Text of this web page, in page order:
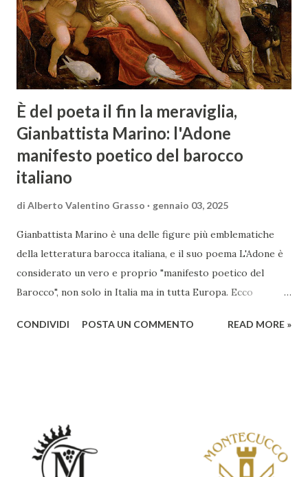
È del poeta il fin la meraviglia,
Gianbattista Marino: l'Adone
manifesto poetico del barocco
italiano
di Alberto Valentino Grasso gennaio 03, 2025
Gianbattista Marino è una delle figure più emblematiche
della letteratura barocca italiana, e il suo poema L'Adone è
considerato un vero e proprio "manifesto poetico del
Barocco", non solo in Italia ma in tutta Europa. Ecco
rendono un'opera fondamentale per il periodo. Marino fu
abbracciando invece i principi del Barocco: l'arte come
meraviglia, l'ostentazione della tecnica e la ricerca del
sorprendente. Marino visse in un'epoca di grandi
CONDIVIDI POSTA UN COMMENTO READ MORE »